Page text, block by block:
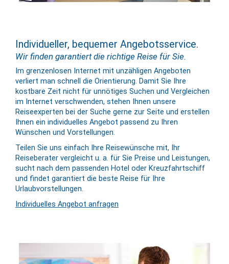
Individueller, bequemer Angebotsservice.
Wir finden garantiert die richtige Reise für Sie.
Im grenzenlosen Internet mit unzähligen Angeboten
verliert man schnell die Orientierung. Damit Sie Ihre
kostbare Zeit nicht für unnötiges Suchen und Vergleichen
im Internet verschwenden, stehen Ihnen unsere
Reiseexperten bei der Suche gerne zur Seite und erstellen
Ihnen ein individuelles Angebot passend zu Ihren
Wünschen und Vorstellungen.
Teilen Sie uns einfach Ihre Reisewünsche mit, Ihr
Reiseberater vergleicht u. a. für Sie Preise und Leistungen,
sucht nach dem passenden Hotel oder Kreuzfahrtschiff
und findet garantiert die beste Reise für Ihre
Urlaubvorstellungen.
Individuelles Angebot anfragen